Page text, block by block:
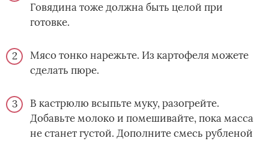
Говядина тоже должна быть целой при
готовке.
Мясо тонко нарежьте. Из картофеля можете
сделать пюре.
В кастрюлю всыпьте муку, разогрейте.
Добавьте молоко и помешивайте, пока масса
не станет густой. Дополните смесь рубленой